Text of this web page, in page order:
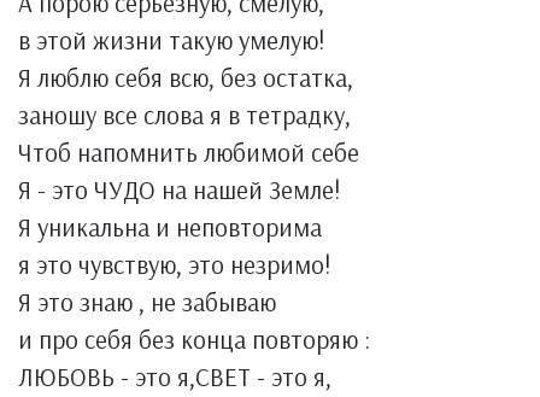
в этой жизни такую умелую!
Я люблю себя всю, без остатка,
заношу все слова я в тетрадку,
Чтоб напомнить любимой себе
Я - это ЧУДО на нашей Земле!
Я уникальна и неповторима
я это чувствую, это незримо!
Я это знаю , не забываю
и про себя без конца повторяю :
ЛЮБОВЬ - это я,СВЕТ - это я,